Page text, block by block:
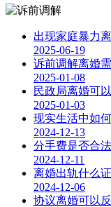
出现家庭暴力
2025-06-19
诉前调解离婚
2025-01-08
民政局离婚可
2025-01-03
现实生活中如
2024-12-13
分手费是否合
2024-12-11
离婚出轨什么
2024-12-06
协议离婚可以